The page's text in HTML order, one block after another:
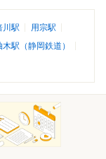
川駅
用宗駅
木駅（静岡鉄道）